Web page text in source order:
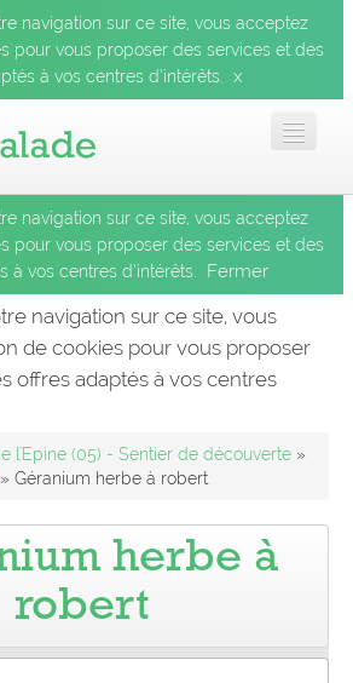
navigation sur ce site, vous acceptez
pour vous proposer des services et des
à vos centres d’intérêts.
x
Accueil
Les balades
Les espèces
navigation sur ce site, vous acceptez
pour vous proposer des services et des
à vos centres d’intérêts.
Fermer
navigation sur ce site, vous
de cookies pour vous proposer
offres adaptés à vos centres
l'Epine (05) - Sentier de découverte »
» Géranium herbe à robert
herbe à
robert